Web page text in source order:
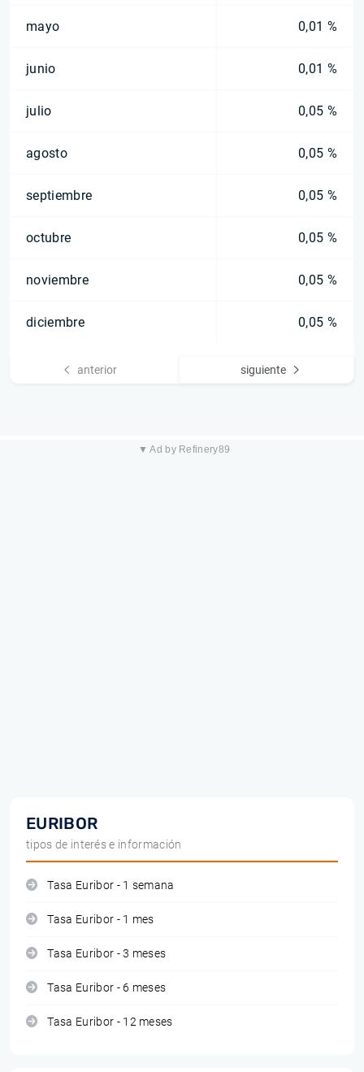
mayo 0,01 %
junio 0,01 %
julio 0,05 %
agosto 0,05 %
septiembre 0,05 %
octubre 0,05 %
noviembre 0,05 %
diciembre 0,05 %
anterior siguiente
▼ Ad by Refinery89
EURIBOR
tipos de interés e información
Tasa Euribor - 1 semana
Tasa Euribor - 1 mes
Tasa Euribor - 3 meses
Tasa Euribor - 6 meses
Tasa Euribor - 12 meses